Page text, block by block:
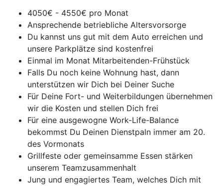
4050€ - 4550€ pro Monat
Ansprechende betriebliche Altersvorsorge
Du kannst uns gut mit dem Auto erreichen und
unsere Parkplätze sind kostenfrei
Einmal im Monat Mitarbeitenden-Frühstück
Falls Du noch keine Wohnung hast, dann
unterstützen wir Dich bei Deiner Suche
Für Deine Fort- und Weiterbildungen übernehmen
wir die Kosten und stellen Dich frei
Für eine ausgewogne Work-Life-Balance
bekommst Du Deinen Dienstpaln immer am 20.
des Vormonats
Grillfeste oder gemeinsamme Essen stärken
unserem Teamzusammenhalt
Jung und engagiertes Team, welches Dich mit